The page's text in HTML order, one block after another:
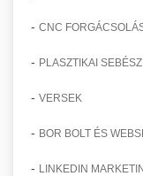
- CNC
- PLASZTIKAI SEBÉSZ
- VERSEK
- BOR BOLT ÉS
- LINKEDIN